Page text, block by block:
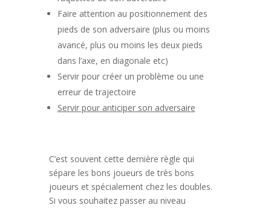
Faire attention au positionnement des
pieds de son adversaire (plus ou moins
avancé, plus ou moins les deux pieds
dans l’axe, en diagonale etc)
Servir pour créer un problème ou une
erreur de trajectoire
Servir pour anticiper son adversaire
C’est souvent cette dernière règle qui
sépare les bons joueurs de très bons
joueurs et spécialement chez les doubles.
Si vous souhaitez passer au niveau